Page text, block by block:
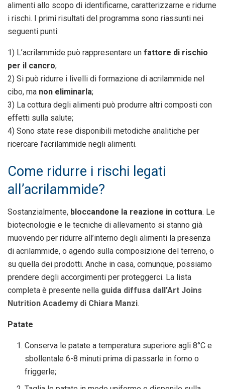
alimenti allo scopo di identificarne, caratterizzarne e ridurne
i rischi. I primi risultati del programma sono riassunti nei
seguenti punti:
1) L’acrilammide può rappresentare un fattore di rischio
per il cancro;
2) Si può ridurre i livelli di formazione di acrilammide nel
cibo, ma non eliminarla;
3) La cottura degli alimenti può produrre altri composti con
effetti sulla salute;
4) Sono state rese disponibili metodiche analitiche per
ricercare l’acrilammide negli alimenti.
Come ridurre i rischi legati
all’acrilammide?
Sostanzialmente, bloccandone la reazione in cottura. Le
biotecnologie e le tecniche di allevamento si stanno già
muovendo per ridurre all’interno degli alimenti la presenza
di acrilammide, o agendo sulla composizione del terreno, o
su quella dei prodotti. Anche in casa, comunque, possiamo
prendere degli accorgimenti per proteggerci. La lista
completa è presente nella guida diffusa dall’Art Joins
Nutrition Academy di Chiara Manzi.
Patate
Conserva le patate a temperatura superiore agli 8°C e
sbollentale 6-8 minuti prima di passarle in forno o
friggerle;